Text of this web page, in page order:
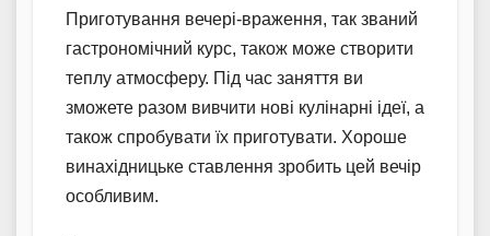
Приготування вечері-враження, так званий
гастрономічний курс, також може створити
теплу атмосферу. Під час заняття ви
зможете разом вивчити нові кулінарні ідеї, а
також спробувати їх приготувати. Хороше
винахідницьке ставлення зробить цей вечір
особливим.